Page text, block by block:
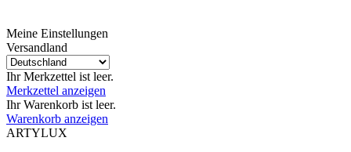
Meine Einstellungen
Versandland
Ihr Merkzettel ist leer.
Merkzettel anzeigen
Ihr Warenkorb ist leer.
Warenkorb anzeigen
ARTYLUX